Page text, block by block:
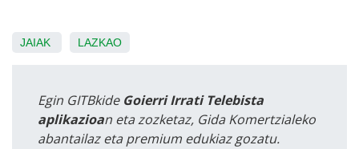
JAIAK LAZKAO
Egin GITBkide Goierri Irrati Telebista
aplikazioan eta zozketaz, Gida Komertzialeko
abantailaz eta premium edukiaz gozatu.